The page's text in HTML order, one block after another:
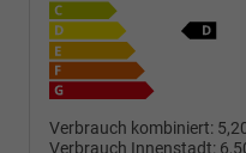
Verbrauch kombiniert: